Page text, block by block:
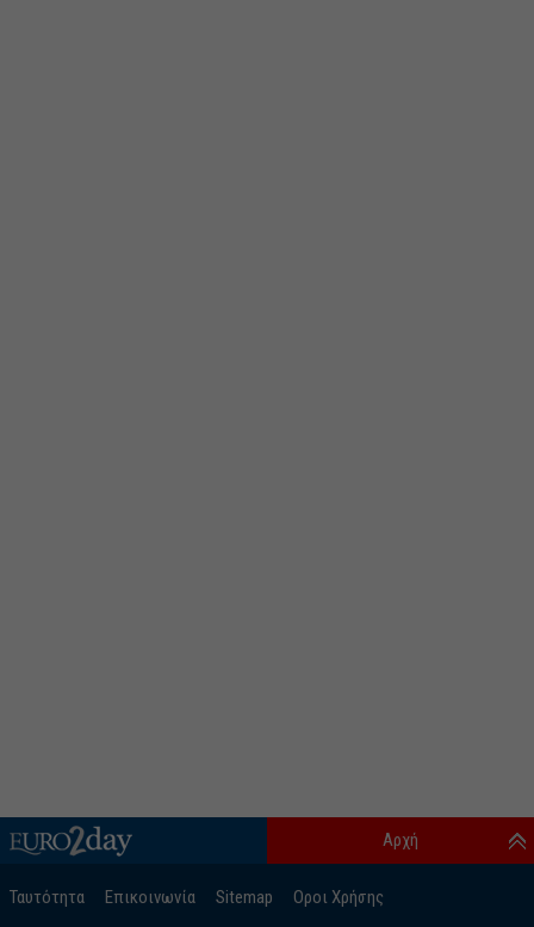
Ταυτότητα Επικοινωνία Sitemap Οροι Χρήσης
Αρχή